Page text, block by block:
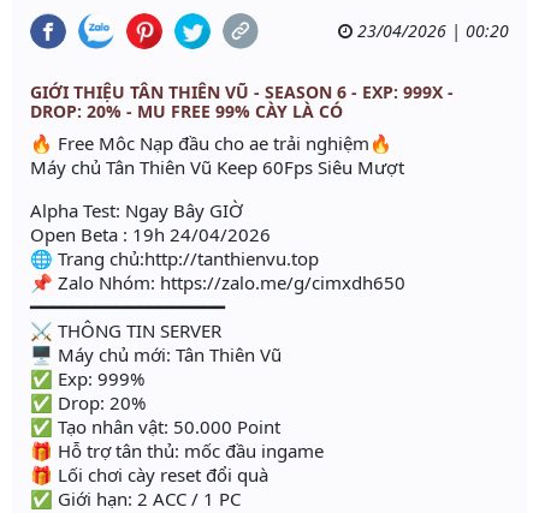
23/04/2026 | 00:20
GIỚI THIỆU TÂN THIÊN VŨ - SEASON 6 - EXP: 999X -
DROP: 20% - MU FREE 99% CÀY LÀ CÓ
🔥 Free Môc Nạp đầu cho ae trải nghiệm🔥
Máy chủ Tân Thiên Vũ Keep 60Fps Siêu Mượt
Alpha Test: Ngay Bây GIỜ
Open Beta : 19h 24/04/2026
🌐 Trang chủ:http://tanthienvu.top
📌 Zalo Nhóm: https://zalo.me/g/cimxdh650
━━━━━━━━━━━━━━━━━━
⚔️ THÔNG TIN SERVER
🖥 Máy chủ mới: Tân Thiên Vũ
✅ Exp: 999%
✅ Drop: 20%
✅ Tạo nhân vật: 50.000 Point
🎁 Hỗ trợ tân thủ: mốc đầu ingame
🎁 Lối chơi cày reset đổi quà
✅ Giới hạn: 2 ACC / 1 PC